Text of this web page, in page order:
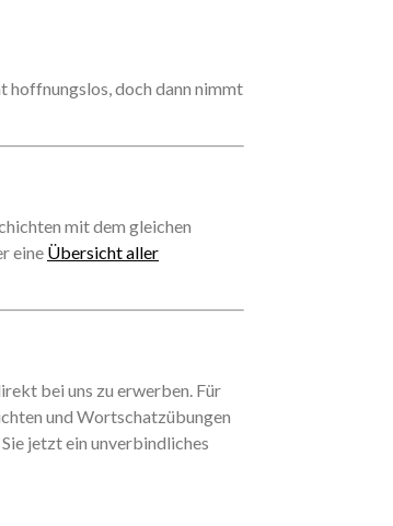
hoffnungslos, doch dann nimmt
mit dem gleichen
eine Übersicht aller
bei uns zu erwerben. Für
und Wortschatzübungen
jetzt ein unverbindliches